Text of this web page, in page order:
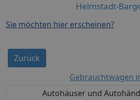
Helmstadt-
Sie möchten hier erscheinen?
Zurück
Gebrauchtwagen
Autohäuser und